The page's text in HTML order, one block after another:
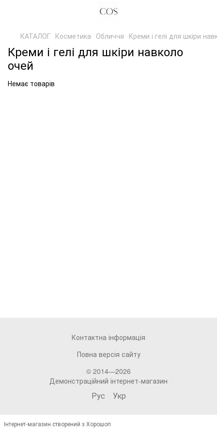
КАТАЛОГ Косметика Обличчя Креми і гелі для шкіри
Креми і гелі для шкіри навколо
очей
Немає товарів
Контактна інформація
Повна версія сайту
© 2014—2026
Демонстраційний інтернет-магазин
Рус Укр
Інтернет-магазин створений з Хорошоп